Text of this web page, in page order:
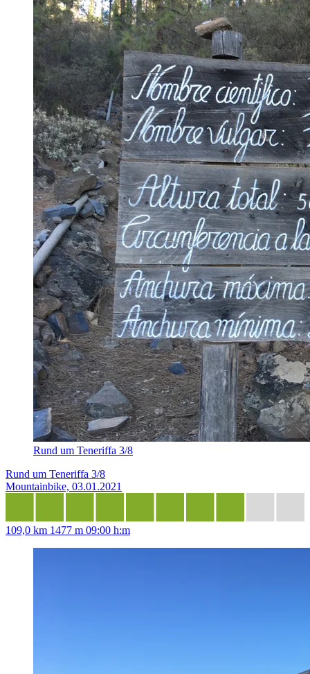
Rund um Teneriffa 3/8
Rund um Teneriffa 3/8
Mountainbike, 03.01.2021
109,0 km 1477 m 09:00 h:m